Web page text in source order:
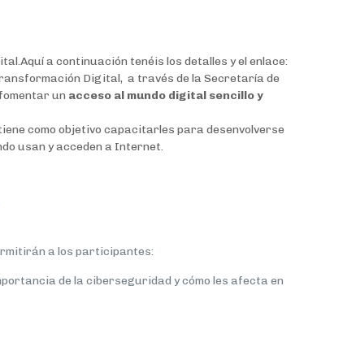
a continuación tenéis los detalles y el enlace:
Digital, a través de la Secretaría de
un acceso al mundo digital sencillo y
como objetivo capacitarles para desenvolverse
usan y acceden a Internet.
a los participantes:
de la ciberseguridad y cómo les afecta en